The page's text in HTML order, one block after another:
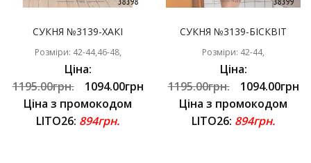
СУКНЯ №3139-ХАКІ
Розміри: 42-44,46-48,
Ціна:
1195.00грн.
1094.00грн
Ціна з промокодом
LITO26: 894грн.
СУКНЯ №3139-БІСКВІТ
Розміри: 42-44,
Ціна:
1195.00грн.
1094.00грн
Ціна з промокодом
LITO26: 894грн.